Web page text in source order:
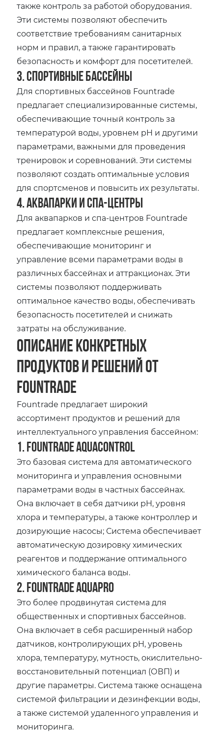
также контроль за работой оборудования.
Эти системы позволяют обеспечить
соответствие требованиям санитарных
норм и правил, а также гарантировать
безопасность и комфорт для посетителей.
3. Спортивные бассейны
Для спортивных бассейнов Fountrade
предлагает специализированные системы,
обеспечивающие точный контроль за
температурой воды, уровнем pH и другими
параметрами, важными для проведения
тренировок и соревнований. Эти системы
позволяют создать оптимальные условия
для спортсменов и повысить их результаты.
4. Аквапарки и спа-центры
Для аквапарков и спа-центров Fountrade
предлагает комплексные решения,
обеспечивающие мониторинг и
управление всеми параметрами воды в
различных бассейнах и аттракционах. Эти
системы позволяют поддерживать
оптимальное качество воды, обеспечивать
безопасность посетителей и снижать
затраты на обслуживание.
Описание конкретных
продуктов и решений от
Fountrade
Fountrade предлагает широкий
ассортимент продуктов и решений для
интеллектуального управления бассейном:
1. Fountrade AquaControl
Это базовая система для автоматического
мониторинга и управления основными
параметрами воды в частных бассейнах.
Она включает в себя датчики pH, уровня
хлора и температуры, а также контроллер и
дозирующие насосы; Система обеспечивает
автоматическую дозировку химических
реагентов и поддержание оптимального
химического баланса воды.
2. Fountrade AquaPro
Это более продвинутая система для
общественных и спортивных бассейнов.
Она включает в себя расширенный набор
датчиков, контролирующих pH, уровень
хлора, температуру, мутность, окислительно-
восстановительный потенциал (ОВП) и
другие параметры. Система также оснащена
системой фильтрации и дезинфекции воды,
а также системой удаленного управления и
мониторинга.